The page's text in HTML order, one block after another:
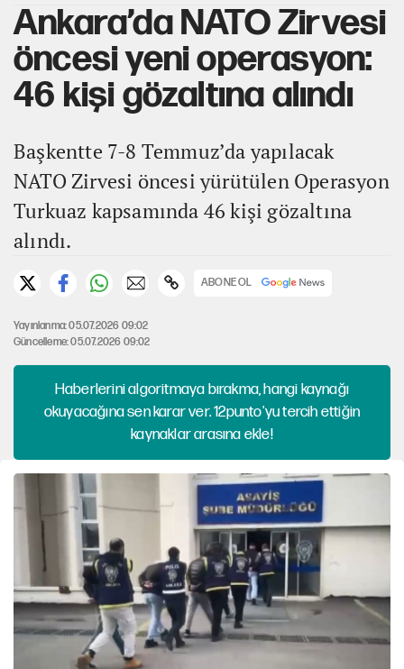
Ankara’da NATO Zirvesi
öncesi yeni operasyon:
46 kişi gözaltına alındı
Başkentte 7-8 Temmuz’da yapılacak
NATO Zirvesi öncesi yürütülen Operasyon
Turkuaz kapsamında 46 kişi gözaltına
alındı.
ABONE OL
Yayınlanma: 05.07.2026 09:02
Güncelleme: 05.07.2026 09:02
Haberlerini algoritmaya bırakma, hangi kaynağı
okuyacağına sen karar ver. 12punto'yu tercih ettiğin
kaynaklar arasına ekle!